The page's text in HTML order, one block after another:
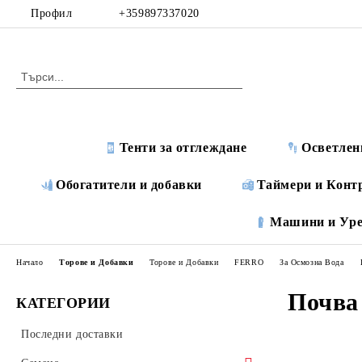
Профил +359897337020
Тенти за отглеждане
Обогатители и добавки Таймери и
Машини и
КАТЕГОРИИ
Последни доставки
Начало Торове и Добавки Торове и Добавки FERRO За Осмозна Вода